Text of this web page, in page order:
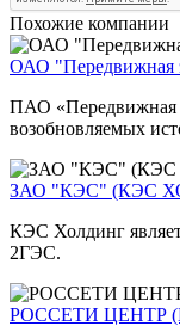
Похожие компании
ОАО "Передвижная
ПАО «Передвижная
возобновляемых
ЗАО "КЭС" (КЭС
КЭС Холдинг
2ГЭС.
РОССЕТИ ЦЕНТР